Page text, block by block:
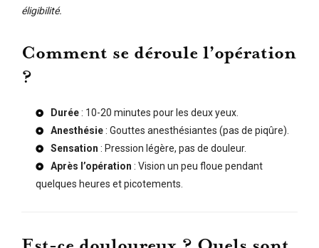
éligibilité.
Comment se déroule l’opération
?
Durée: 10-20 minutes pour les deux yeux.
Anesthésie: Gouttes anesthésiantes (pas de piqûre).
Sensation : Pression légère, pas de douleur.
Après l’opération : Vision un peu floue pendant
quelques heures et picotements.